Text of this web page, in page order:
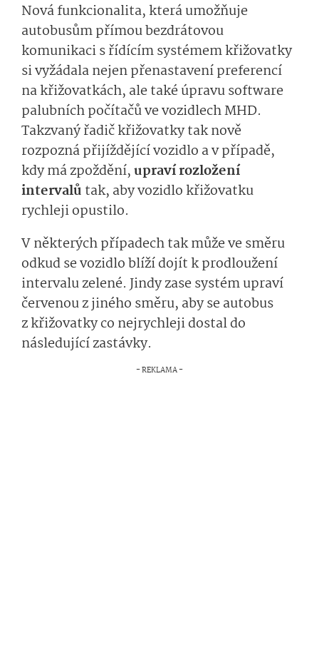
Nová funkcionalita, která umožňuje
autobusům přímou bezdrátovou
komunikaci s řídícím systémem křižovatky
si vyžádala nejen přenastavení preferencí
na křižovatkách, ale také úpravu software
palubních počítačů ve vozidlech MHD.
Takzvaný řadič křižovatky tak nově
rozpozná přijíždějící vozidlo a v případě,
kdy má zpoždění,upraví rozložení
intervalů tak, aby vozidlo křižovatku
rychleji opustilo.
V některých případech tak může ve směru
odkud se vozidlo blíží dojít k prodloužení
intervalu zelené. Jindy zase systém upraví
červenou z jiného směru, aby se autobus
z křižovatky co nejrychleji dostal do
následující zastávky.